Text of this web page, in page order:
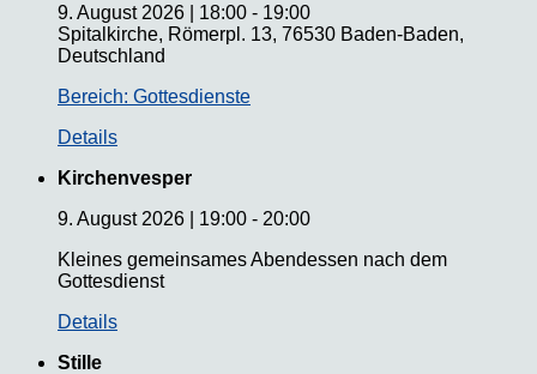
9. August 2026
18:00 - 19:00
Spitalkirche, Römerpl. 13, 76530 Baden-Baden,
Deutschland
Bereich: Gottesdienste
Details
Kirchenvesper
9. August 2026
19:00 - 20:00
Kleines gemeinsames Abendessen nach dem
Gottesdienst
Details
Stille